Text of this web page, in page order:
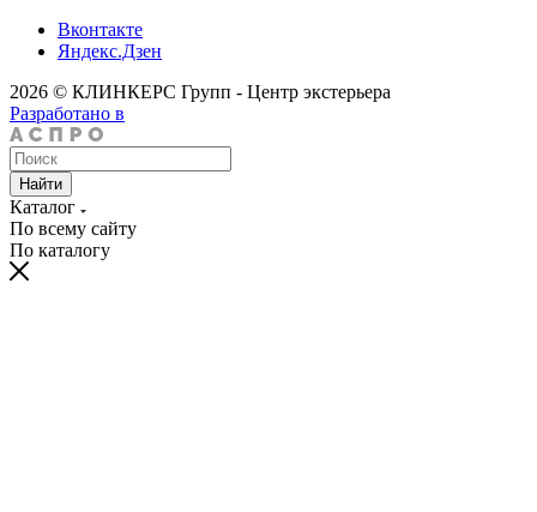
Вконтакте
Яндекс.Дзен
2026 © КЛИНКЕРС Групп - Центр экстерьера
Разработано в
Найти
Каталог
По всему сайту
По каталогу